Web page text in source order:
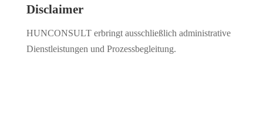
Disclaimer
HUNCONSULT erbringt ausschließlich administrative
Dienstleistungen und Prozessbegleitung.